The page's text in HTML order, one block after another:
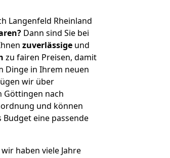
Langenfeld Rheinland
Dann sind Sie bei
zuverlässige und
zu fairen Preisen, damit
Dinge in Ihrem neuen
wir über
Göttingen nach
und können
eine passende
haben viele Jahre